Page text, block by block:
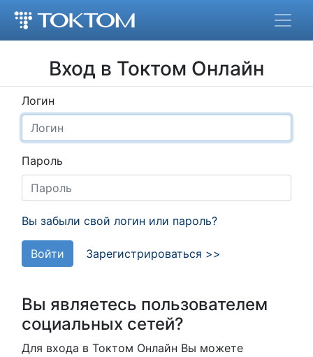
Вход в Токтом Онлайн
Логин
Пароль
Вы забыли свой логин или пароль?
Войти Зарегистрироваться >>
Вы являетесь пользователем
социальных сетей?
Для входа в Токтом Онлайн Вы можете